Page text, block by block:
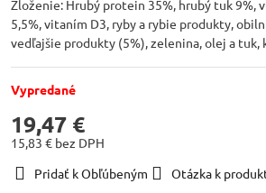
Zloženie: Hrubý protein 35%, hrubý tuk 9%,
5,5%, vitaním D3, ryby a rybie produkty,
vedľajšie produkty (5%), zelenina, olej a tuk,
Vypredané
19,47 €
15,83 € bez DPH
Pridať k Obľúbeným
Otázka k